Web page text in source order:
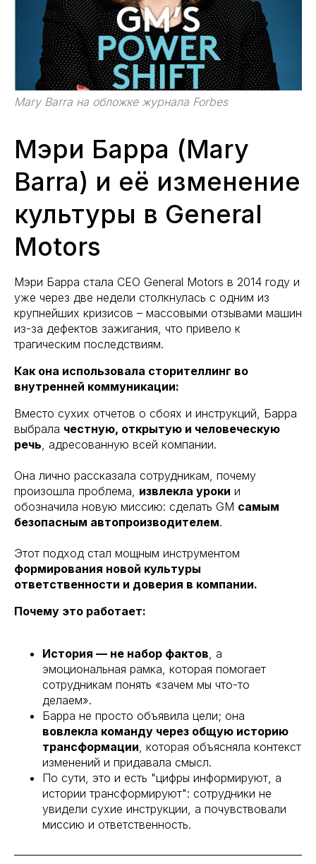
Mary Barra на обложке журнала Forbes
Мэри Барра (Mary
Barra) и её изменение
культуры в General
Motors
Мэри Барра стала CEO General Motors в 2014 году и
уже через две недели столкнулась с одним из
крупнейших кризисов – массовыми отзывами машин
из-за дефектов зажигания, что привело к
трагическим последствиям.
Как она использовала сторителлинг во
внутренней коммуникации:
Вместо сухих отчетов о сбоях и инструкций, Барра
выбрала честную, открытую и человеческую
речь , адресованную всей компании.
Она лично рассказала сотрудникам, почему
произошла проблема, извлекла уроки и
обозначила новую миссию: сделать GM самым
безопасным автопроизводителем.
Этот подход стал мощным инструментом
формирования новой культуры
ответственности и доверия в компании.
Почему это работает:
История — не набор фактов , а
эмоциональная рамка, которая помогает
сотрудникам понять «зачем мы что-то
делаем».
Барра не просто объявила цели; она
вовлекла команду через общую историю
трансформации , которая объясняла контекст
изменений и придавала смысл.
По сути, это и есть "цифры информируют, а
истории трансформируют": сотрудники не
увидели сухие инструкции, а почувствовали
миссию и ответственность.